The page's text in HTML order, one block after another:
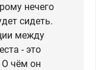
нечего
сидеть.
между
- это
О чём он